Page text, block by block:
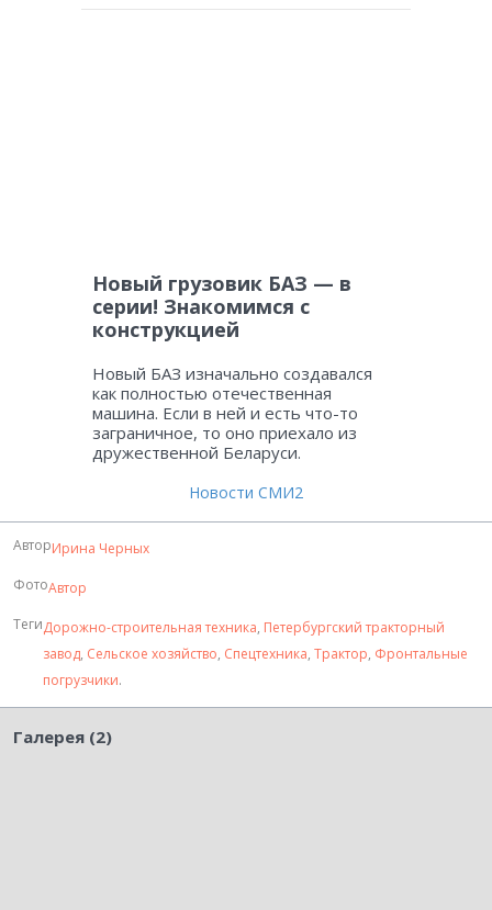
Новый грузовик БАЗ — в
серии! Знакомимся с
конструкцией
Новый БАЗ изначально создавался
как полностью отечественная
машина. Если в ней и есть что-то
заграничное, то оно приехало из
дружественной Беларуси.
Новости СМИ2
АвторИрина Черных
ФотоАвтор
ТегиДорожно-строительная техника, Петербургский тракторный
завод, Сельское хозяйство, Спецтехника, Трактор, Фронтальные
погрузчики.
Галерея (2)